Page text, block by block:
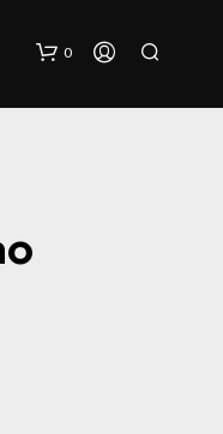
0